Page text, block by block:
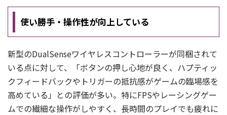
使い勝手・操作性が向上している
新型のDualSenseワイヤレスコントローラーが同梱されて
いる点に対して、「ボタンの押し心地が良く、ハプティッ
クフィードバックやトリガーの抵抗感がゲームの臨場感を
高めている」との評価が多い。特にFPSやレーシングゲー
ムでの繊細な操作がしやすく、長時間のプレイでも疲れに